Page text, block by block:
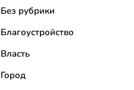
Без рубрики
Благоустройство
Власть
Город